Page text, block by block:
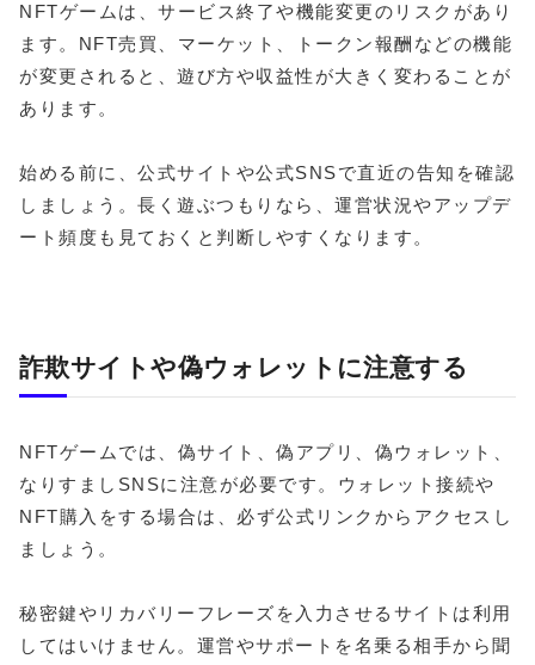
NFTゲームは、サービス終了や機能変更のリスクがあり
ます。NFT売買、マーケット、トークン報酬などの機能
が変更されると、遊び方や収益性が大きく変わることが
あります。
始める前に、公式サイトや公式SNSで直近の告知を確認
しましょう。長く遊ぶつもりなら、運営状況やアップデ
ート頻度も見ておくと判断しやすくなります。
詐欺サイトや偽ウォレットに注意する
NFTゲームでは、偽サイト、偽アプリ、偽ウォレット、
なりすましSNSに注意が必要です。ウォレット接続や
NFT購入をする場合は、必ず公式リンクからアクセスし
ましょう。
秘密鍵やリカバリーフレーズを入力させるサイトは利用
してはいけません。運営やサポートを名乗る相手から聞